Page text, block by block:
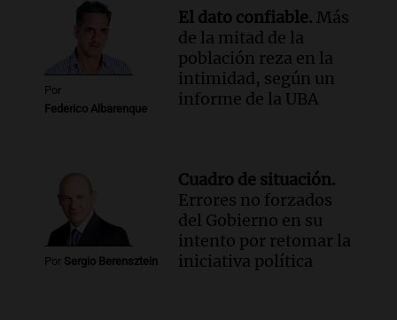
Panorama Federal
Episodios
Por
Federico Albarenque
El dato confiable. Más
de la mitad de la
población reza en la
intimidad, según un
informe de la UBA
Por Sergio Berensztein
Cuadro de situación.
Errores no forzados
del Gobierno en su
intento por retomar la
iniciativa política